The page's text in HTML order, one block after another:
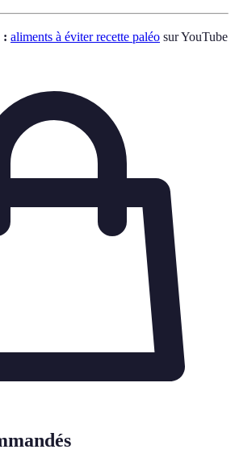
: aliments à éviter recette paléo sur YouTube